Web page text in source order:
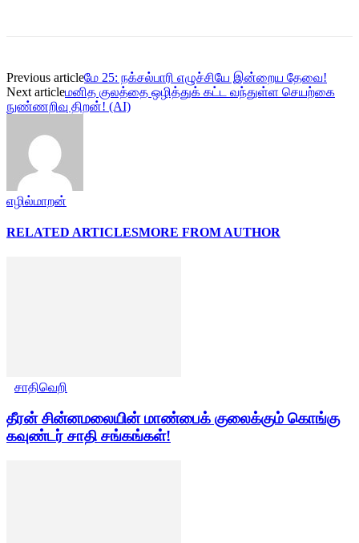
Previous articleமே 25: நக்சல்பாரி எழுச்சியே இன்றைய தேவை!
Next articleமனித குலத்தை ஒழித்துக் கட்ட வந்துள்ள செயற்கை
நுண்ணறிவு திறன்! (AI)
எழில்மாறன்
RELATED ARTICLESMORE FROM AUTHOR
சாதிவெறி
தீரன் சின்னமலையின் மாண்பைக் குலைக்கும் கொங்கு
கவுண்டர் சாதி சங்கங்கள்!